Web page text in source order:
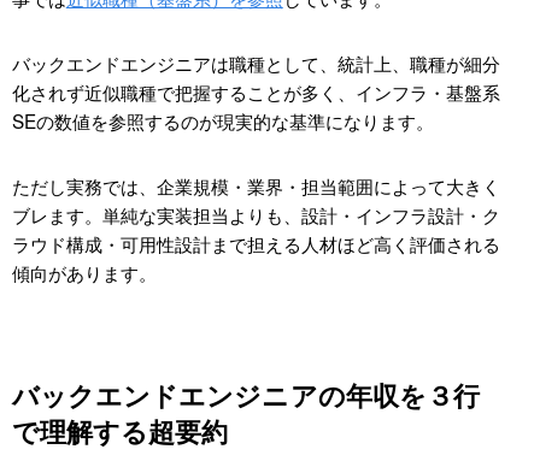
BFF（Backend for Frontend）とは
BaaSという選択肢
IPA（情報処理推進機構）情報処理技術者試
験
AWS認定資格
バックエンドエンジニアのキャリアパス別の年収レン
ジ
バックエンドエンジニアは職種として、統計上、職種が細分
化されず近似職種で把握することが多く、インフラ・基盤系
SEの数値を参照するのが現実的な基準になります。
ただし実務では、企業規模・業界・担当範囲によって大きく
ブレます。単純な実装担当よりも、設計・インフラ設計・ク
ラウド構成・可用性設計まで担える人材ほど高く評価される
傾向があります。
バックエンドエンジニアの年収を３行
で理解する超要約